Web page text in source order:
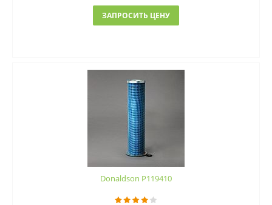
ЗАПРОСИТЬ ЦЕНУ
Donaldson P119410